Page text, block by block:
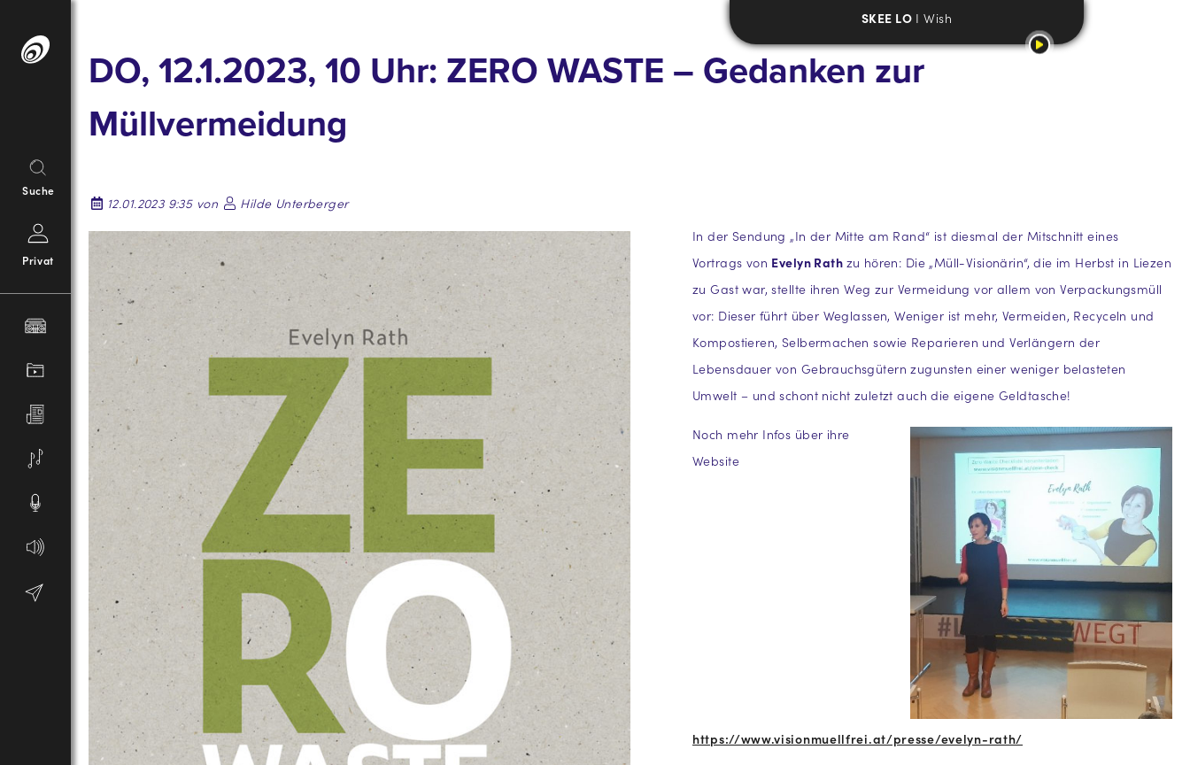
Inhalt
Suche
Privat
SKEE LO I Wish
DO, 12.1.2023, 10 Uhr: ZERO WASTE – Gedanken zur
Müllvermeidung
12.01.2023 9:35 von
Hilde Unterberger
In der Sendung „In der Mitte am Rand“ ist diesmal der Mitschnitt eines
Vortrags von Evelyn Rath zu hören: Die „Müll-Visionärin“, die im Herbst in Liezen
zu Gast war, stellte ihren Weg zur Vermeidung vor allem von Verpackungsmüll
vor: Dieser führt über Weglassen, Weniger ist mehr, Vermeiden, Recyceln und
Kompostieren, Selbermachen sowie Reparieren und Verlängern der
Lebensdauer von Gebrauchsgütern zugunsten einer weniger belasteten
Umwelt – und schont nicht zuletzt auch die eigene Geldtasche!
Noch mehr Infos über ihre
Website
https://www.visionmuellfrei.at/presse/evelyn-rath/